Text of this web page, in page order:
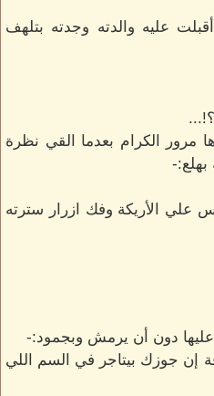
عليه والدته وجدته بتلهف
مرور الكرام بعدما القي نظرة
علي الأريكة وفك ازرار سترته
دون أن يرمش وبجمود:-
جوزك بيتاجر في السم اللي